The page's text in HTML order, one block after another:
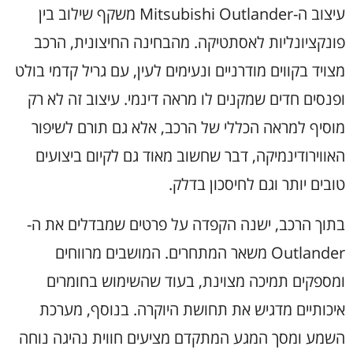
עיצוב ה-Mitsubishi Outlander משקף שילוב בין
פונקציונליות לאסתטיקה. מהבחינה החיצונית, הרכב
מצויד בקווים מודרניים ונעימים לעין, עם גריל קדמי בולט
ופנסים חדים שמקנים לו מראה דינמי. עיצוב זה לא רק
מוסיף למראה הכללי של הרכב, אלא גם תורם לשיפור
האווירודינמיקה, דבר שחשוב מאוד גם לקיום ביצועים
טובים יותר וגם לחיסכון בדלק.
בתוך הרכב, ישנה הקפדה על פרטים שמבדלים את ה-
Outlander משאר המתחרים. המושבים מרווחים
ומספקים תמיכה מצוינת, בעוד שהשימוש בחומרים
איכותיים מדגיש את תחושת היוקרה. בנוסף, מערכת
השמע ומסך המגע המתקדם מציעים חווית נהיגה נוחה